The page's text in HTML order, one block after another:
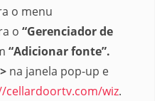
o menu
o “Gerenciador de
“Adicionar fonte”.
na janela pop-up e
cellardoortv.com/wiz.